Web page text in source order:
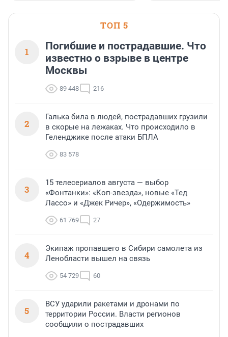
или готовый арендный бизнес —
успех сделки зависит от правильного
ТОП 5
1
Погибшие и пострадавшие. Что
известно о взрыве в центре
Москвы
89 448 216
2
Галька била в людей, пострадавших грузили
в скорые на лежаках. Что происходило в
Геленджике после атаки БПЛА
83 578
3
15 телесериалов августа — выбор
«Фонтанки»: «Коп-звезда», новые «Тед
Лассо» и «Джек Ричер», «Одержимость»
61 769 27
4
Экипаж пропавшего в Сибири самолета из
Ленобласти вышел на связь
54 729 60
5
ВСУ ударили ракетами и дронами по
территории России. Власти регионов
сообщили о пострадавших